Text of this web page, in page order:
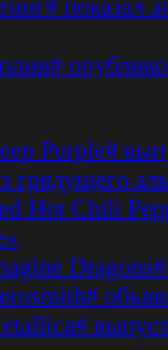
показал
Purple#
грядущего
Hot Chili